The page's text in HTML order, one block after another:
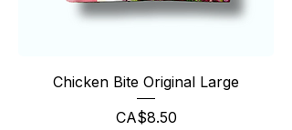
Chicken Bite Original Large
가격
CA$8.50